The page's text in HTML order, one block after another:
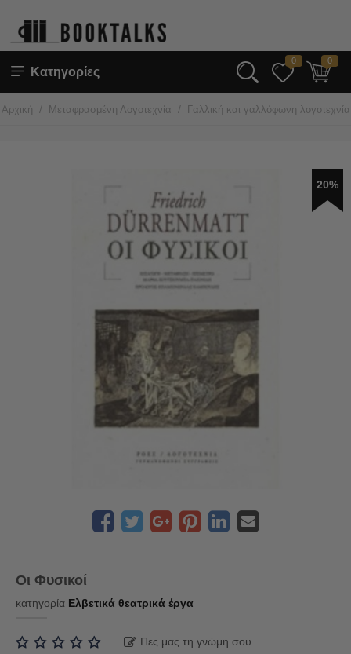
Κατηγορίες
0 0
Αρχική / Μεταφρασμένη Λογοτεχνία / Γαλλική και γαλλόφωνη λογοτεχνία
20%
Οι Φυσικοί
κατηγορία Ελβετικά θεατρικά έργα
Πες μας τη γνώμη σου